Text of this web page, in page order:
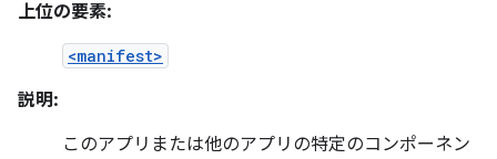
上位の要素:
<manifest>
説明:
このアプリまたは他のアプリの特定のコンポーネン